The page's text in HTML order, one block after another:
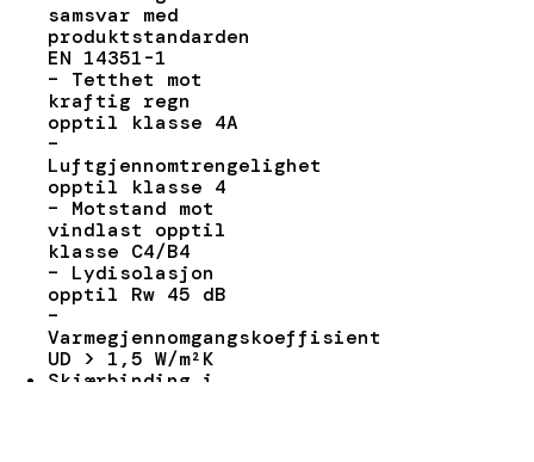
samsvar med
produktstandarden
EN 14351-1
– Tetthet mot
kraftig regn
opptil klasse 4A
–
Luftgjennomtrengelighet
opptil klasse 4
– Motstand mot
vindlast opptil
klasse C4/B4
– Lydisolasjon
opptil Rw 45 dB
–
Varmegjennomgangskoeffisient
UD > 1,5 W/m²K
Skjærbinding i